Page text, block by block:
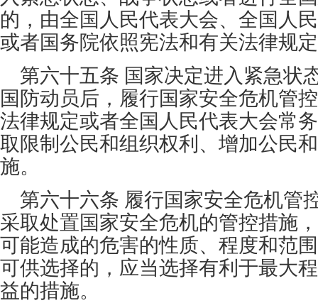
的，由全国人民代表大会、全国人
或者国务院依照宪法和有关法律规
第六十五条 国家决定进入紧急状
国防动员后，履行国家安全危机管
法律规定或者全国人民代表大会常
取限制公民和组织权利、增加公民
施。
第六十六条 履行国家安全危机管
采取处置国家安全危机的管控措施
可能造成的危害的性质、程度和范
可供选择的，应当选择有利于最大
益的措施。